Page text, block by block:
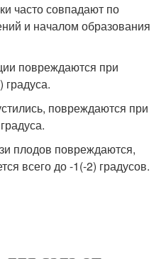
часто совпадают по
и началом образования
повреждаются при
повреждаются при
плодов повреждаются,
всего до -1(-2) градусов.